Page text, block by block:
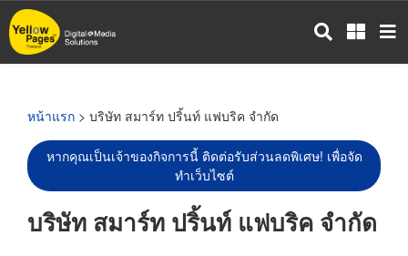
ข้าม
ไป
หน้าแรก > บริษัท สมาร์ท ปริ้นท์ แฟบริค จำกัด
หากคุณเป็นเจ้าของกิจการนี้ ติดต่อรับส่วนลดพิเศษ! เพื่อจัด
ทำเว็บไซต์
บริษัท สมาร์ท ปริ้นท์ แฟบริค จำกัด